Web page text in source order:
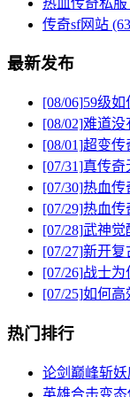
传奇sf网站
最新发布
[08/06]59级如
[08/02]难道没
[08/01]超变传
[07/31]真传奇
[07/30]热血传
[07/29]热血传
[07/28]武神觉
[07/27]新开复
[07/26]战士为
[07/25]如何高
热门排行
论剑巅峰斩
英雄合击变